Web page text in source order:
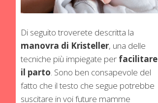
Di seguito troverete descritta la
manovra di Kristeller, una delle
tecniche più impiegate per facilitare
il parto. Sono ben consapevole del
fatto che il testo che segue potrebbe
suscitare in voi future mamme